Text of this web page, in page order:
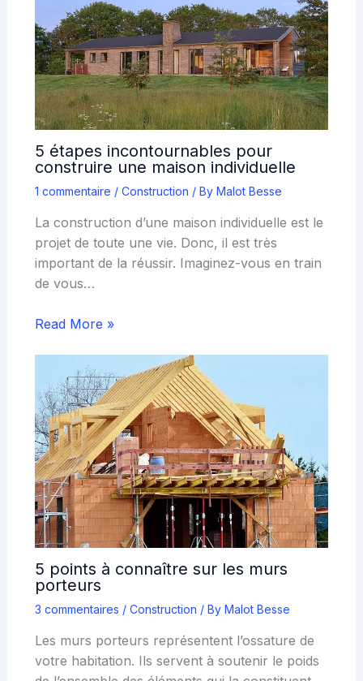
5 étapes incontournables pour
construire une maison individuelle
1 commentaire / Construction / By Malot Besse
La construction d’une maison individuelle est le
projet de toute une vie. Donc, il est très
important de la réussir. Imaginez-vous en train
de vous…
Read More »
5 points à connaître sur les murs
porteurs
3 commentaires / Construction / By Malot Besse
Les murs porteurs représentent l’ossature de
votre habitation. Ils servent à soutenir le poids